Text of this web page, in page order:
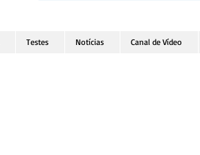
Testes Notícias Canal de Vídeo